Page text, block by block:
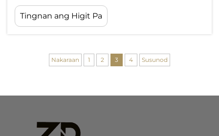
at maaasahang sistema ng suporta na
kayang tumagal sa masamang kondisyon ng
kapaligiran habang nananatiling buo ang
tradisyonal na kahoy at metal stakes ay
nangingibabaw...
Tingnan ang Higit Pa
Nakaraan 1 2 3 4 Susunod